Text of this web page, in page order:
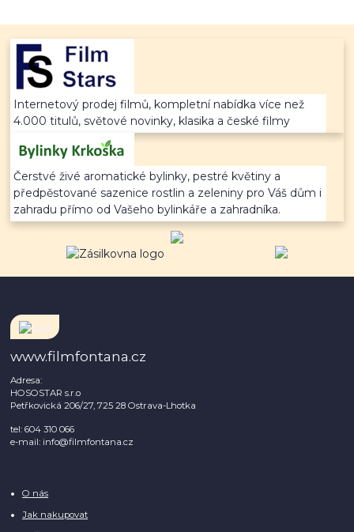
Internetový prodej filmů, kompletní nabídka více než
4.000 titulů, světové novinky, klasika a české filmy
Čerstvé živé aromatické bylinky, pestré květiny a
předpěstované sazenice rostlin a zeleniny pro Váš dům i
zahradu přímo od Vašeho bylinkáře a zahradníka.
www.filmfontana.cz
Adresa:
HOSOSTAR s.r.o
Petřkovická 206/27, 725 28 Ostrava-Lhotka
tel: 604 310 066
e-mail: info@filmfontana.cz
O nás
Jak nakupovat